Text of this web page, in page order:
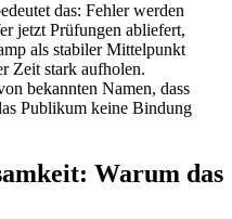
das: Fehler werden
jetzt Prüfungen abliefert,
als stabiler Mittelpunkt
Zeit stark aufholen.
bekannten Namen, dass
Publikum keine Bindung
Warum das